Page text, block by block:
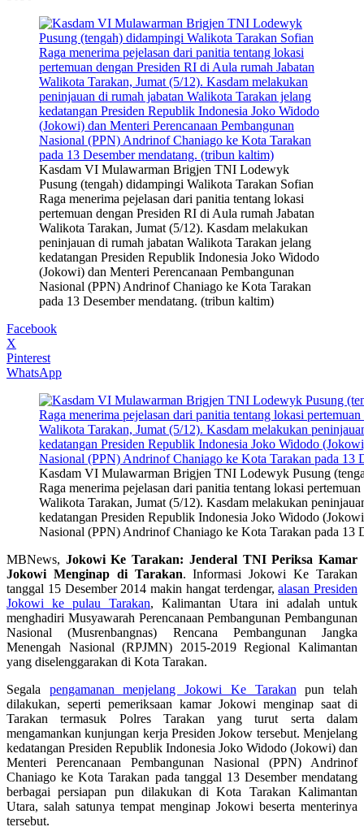
Kasdam VI Mulawarman Brigjen TNI Lodewyk
Pusung (tengah) didampingi Walikota Tarakan Sofian
Raga menerima pejelasan dari panitia tentang lokasi
pertemuan dengan Presiden RI di Aula rumah Jabatan
Walikota Tarakan, Jumat (5/12). Kasdam melakukan
peninjauan di rumah jabatan Walikota Tarakan jelang
kedatangan Presiden Republik Indonesia Joko Widodo
(Jokowi) dan Menteri Perencanaan Pembangunan
Nasional (PPN) Andrinof Chaniago ke Kota Tarakan
pada 13 Desember mendatang. (tribun kaltim)
Facebook
X
Pinterest
WhatsApp
Kasdam VI Mulawarman Brigjen TNI Lodewyk Pusung
Raga menerima pejelasan dari panitia tentang lokasi
Walikota Tarakan, Jumat (5/12). Kasdam melakukan
kedatangan Presiden Republik Indonesia Joko Widodo
Nasional (PPN) Andrinof Chaniago ke Kota Tarakan pada 13
MBNews, Jokowi Ke Tarakan: Jenderal TNI Periksa Kamar
Jokowi Menginap di Tarakan. Informasi Jokowi Ke Tarakan
tanggal 15 Desember 2014 makin hangat terdengar,alasan Presiden
Jokowi ke pulau Tarakan, Kalimantan Utara ini adalah untuk
menghadiri Musyawarah Perencanaan Pembangunan Pembangunan
Nasional (Musrenbangnas) Rencana Pembangunan Jangka
Menengah Nasional (RPJMN) 2015-2019 Regional Kalimantan
yang diselenggarakan di Kota Tarakan.
Segala pengamanan menjelang Jokowi Ke Tarakan pun telah
dilakukan, seperti pemeriksaan kamar Jokowi menginap saat di
Tarakan termasuk Polres Tarakan yang turut serta dalam
mengamankan kunjungan kerja Presiden Jokow tersebut. Menjelang
kedatangan Presiden Republik Indonesia Joko Widodo (Jokowi) dan
Menteri Perencanaan Pembangunan Nasional (PPN) Andrinof
Chaniago ke Kota Tarakan pada tanggal 13 Desember mendatang
berbagai persiapan pun dilakukan di Kota Tarakan Kalimantan
Utara, salah satunya tempat menginap Jokowi beserta menterinya
tersebut.